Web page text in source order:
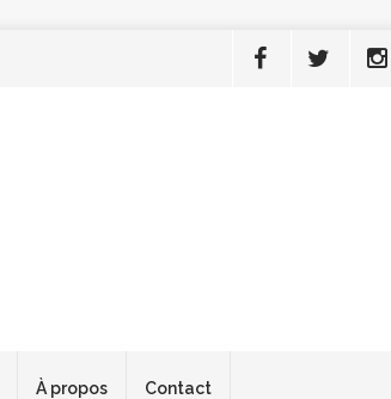
À propos Contact